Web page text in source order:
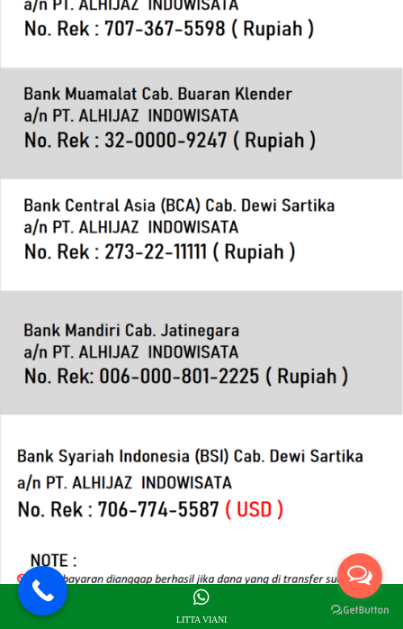
LITTA VIANI